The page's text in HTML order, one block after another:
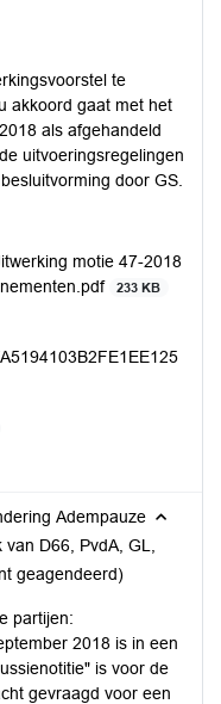
te
akkoord gaat met het
als afgehandeld
uitvoeringsregelingen
door GS.
motie 47-2018
233 KB
Adempauze
geagendeerd)
partijen:
2018 is in een
is voor de
gevraagd voor een